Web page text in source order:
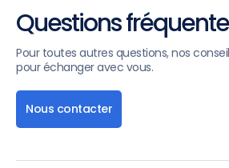
Questions
Pour toutes autres questions, nos
pour échanger avec vous.
Nous contacter